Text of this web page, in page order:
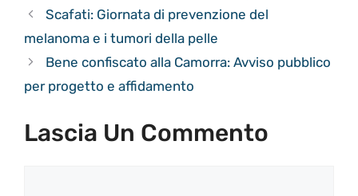
Scafati: Giornata di prevenzione del
melanoma e i tumori della pelle
Bene confiscato alla Camorra: Avviso pubblico
per progetto e affidamento
Lascia Un Commento